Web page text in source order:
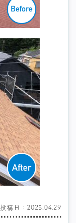
投稿日：2025.04.29